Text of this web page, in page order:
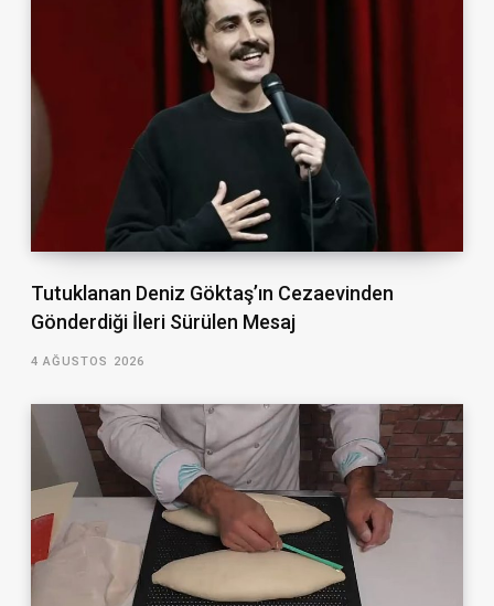
Tutuklanan Deniz Göktaş’ın Cezaevinden
Gönderdiği İleri Sürülen Mesaj
4 AĞUSTOS 2026